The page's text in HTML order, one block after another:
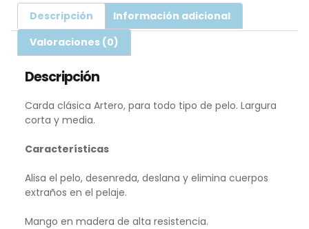
Descripción
Información adicional
Valoraciones (0)
Descripción
Carda clásica Artero, para todo tipo de pelo. Largura
corta y media.
Características
Alisa el pelo, desenreda, deslana y elimina cuerpos
extraños en el pelaje.
Mango en madera de alta resistencia.